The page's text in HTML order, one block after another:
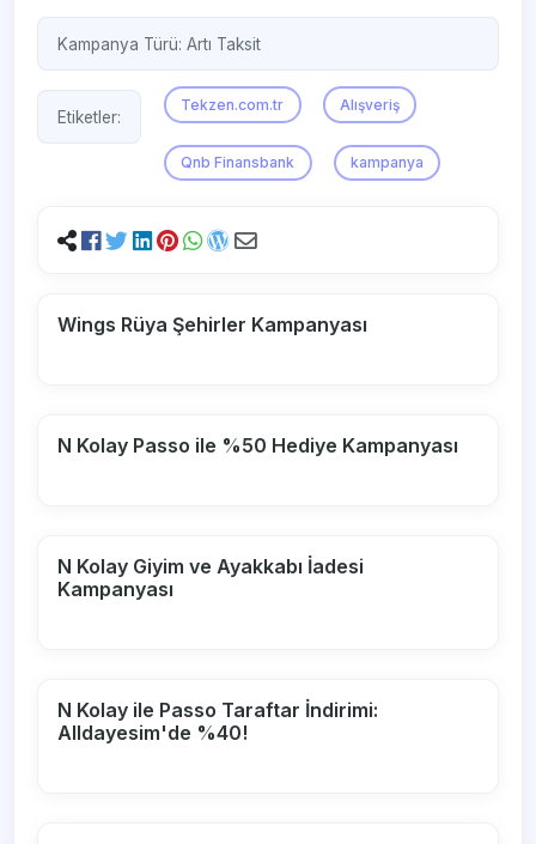
Kampanya Türü:Artı Taksit
Etiketler:
Tekzen.com.tr Alışveriş
Qnb Finansbank kampanya
Wings Rüya Şehirler Kampanyası
N Kolay Passo ile %50 Hediye Kampanyası
N Kolay Giyim ve Ayakkabı İadesi
Kampanyası
N Kolay ile Passo Taraftar İndirimi:
Alldayesim'de %40!